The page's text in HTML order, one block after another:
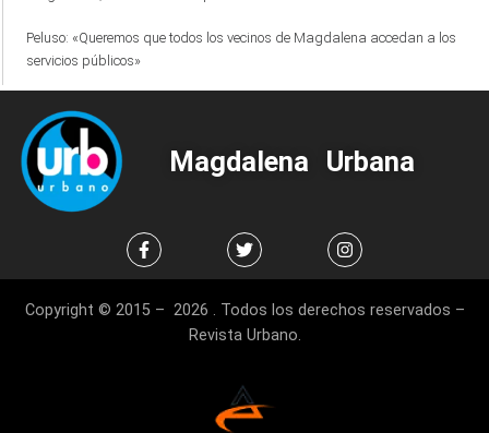
Peluso: «Queremos que todos los vecinos de Magdalena accedan a los
servicios públicos»
Magdalena Urbana
Copyright © 2015 – 2026 . Todos los derechos reservados –
Revista Urbano.